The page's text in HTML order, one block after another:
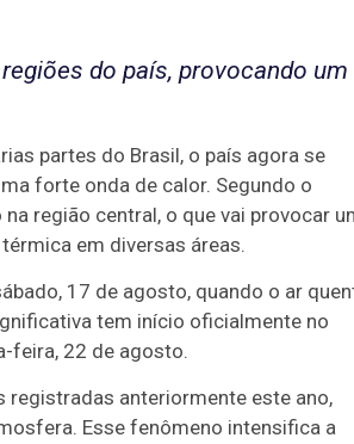
do país, provocando um
partes do Brasil, o país agora se
forte onda de calor. Segundo o
região central, o que vai provocar
em diversas áreas.
17 de agosto, quando o ar
tem início oficialmente no
feira, 22 de agosto.
registradas anteriormente este ano,
Esse fenômeno intensifica a